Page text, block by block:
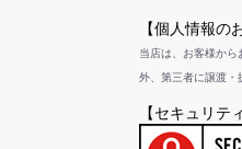
【個人情報の
当店は、お客様か
外、第三者に譲渡・
【セキュリテ